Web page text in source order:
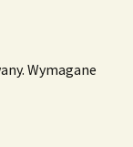
Wymagane